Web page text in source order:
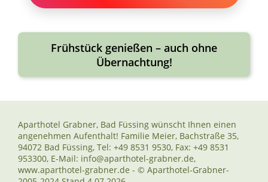
Frühstück genießen – auch ohne
Übernachtung!
Aparthotel Grabner, Bad Füssing wünscht Ihnen einen
angenehmen Aufenthalt! Familie Meier, Bachstraße 35,
94072 Bad Füssing, Tel: +49 8531 9530, Fax: +49 8531
953300, E-Mail: info@aparthotel-grabner.de,
www.aparthotel-grabner.de - © Aparthotel-Grabner-